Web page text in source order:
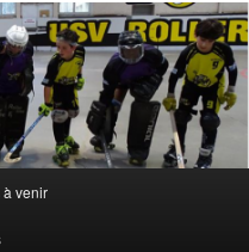
à venir